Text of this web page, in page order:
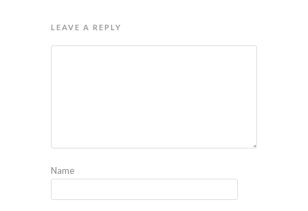
LEAVE A REPLY
Name